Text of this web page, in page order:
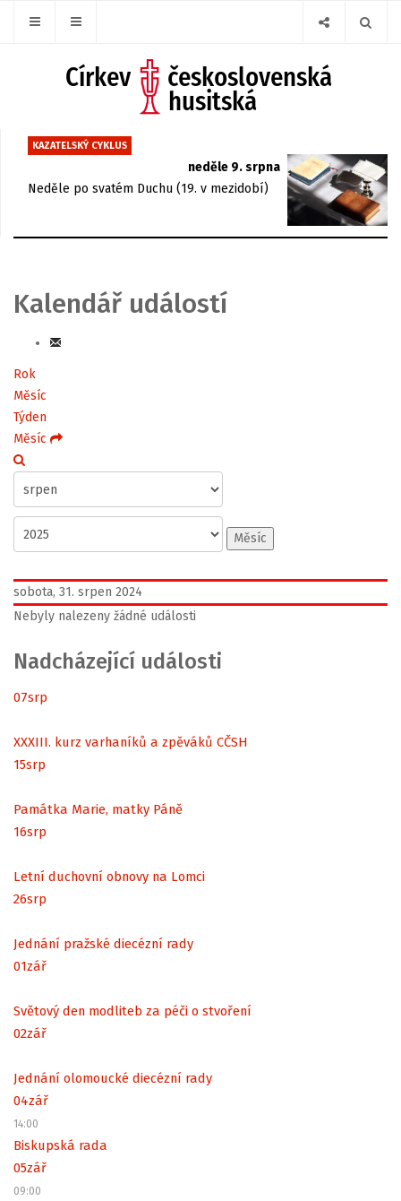
KAZATELSKÝ CYKLUS
neděle 9. srpna
Neděle po svatém Duchu (19. v mezidobí)
Kalendář událostí
Rok
Měsíc
Týden
Měsíc
Měsíc
sobota, 31. srpen 2024
Nebyly nalezeny žádné události
Nadcházející události
07srp
XXXIII. kurz varhaníků a zpěváků CČSH
15srp
Památka Marie, matky Páně
16srp
Letní duchovní obnovy na Lomci
26srp
Jednání pražské diecézní rady
01zář
Světový den modliteb za péči o stvoření
02zář
Jednání olomoucké diecézní rady
04zář
14:00
Biskupská rada
05zář
09:00